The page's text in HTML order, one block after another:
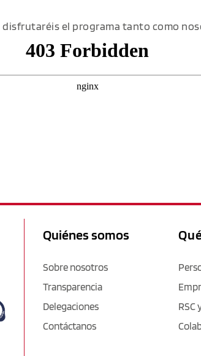
disfrutaréis el programa tanto como
Quiénes somos
Sobre nosotros
Transparencia
Delegaciones
Contáctanos
RSC